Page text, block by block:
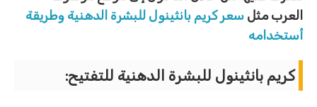
العرب مثل سعر كريم بانثينول للبشرة الدهنية وطريقة
أستخدامه
كريم بانثينول للبشرة الدهنية للتفتيح: